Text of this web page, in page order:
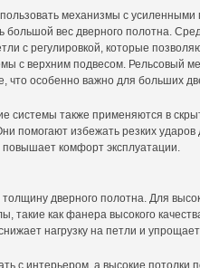
механизмы с усиленными
вес дверного полотна.
с регулировкой, которые
с верхним подвесом. Рельсовый
что особенно важно для больших
системы также применяются в
помогают избежать резких ударов
повышает комфорт эксплуатации.
дверного полотна. Для
такие как фанера высокого
нагрузку на петли и упрощает
с интерьером, а высокие потолки